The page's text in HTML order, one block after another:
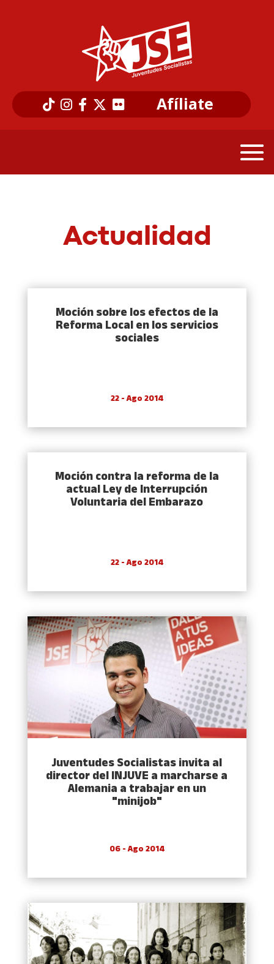
Afíliate
Actualidad
Moción sobre los efectos de la
Reforma Local en los servicios
sociales
22 - Ago 2014
Moción contra la reforma de la
actual Ley de Interrupción
Voluntaria del Embarazo
22 - Ago 2014
Juventudes Socialistas invita al
director del INJUVE a marcharse a
Alemania a trabajar en un
"minijob"
06 - Ago 2014